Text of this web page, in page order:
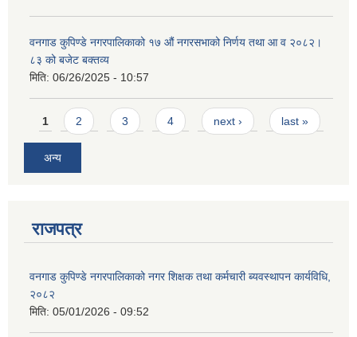
वनगाड कुपिण्डे नगरपालिकाको १७ ‍औं नगरसभाको निर्णय तथा आ व २०८२।
८३ को बजेट बक्तव्य
मिति: 06/26/2025 - 10:57
Pages
1 2 3 4 next › last »
अन्य
राजपत्र
वनगाड कुपिण्डे नगरपालिकाको नगर शिक्षक तथा कर्मचारी ब्यवस्थापन कार्यविधि,
२०८२
मिति: 05/01/2026 - 09:52